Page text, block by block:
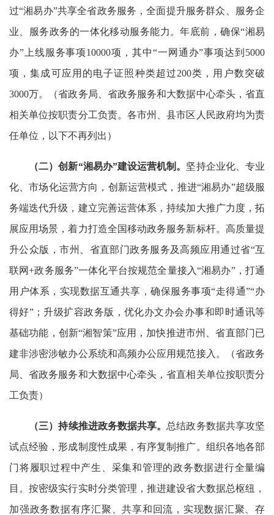
过“湘易办”共享全省政务服务，全面提升服务群众、服务企
业、服务政务的一体化移动服务能力。年底前，确保“湘易
办”上线服务事项10000项，其中“一网通办”事项达到5000
项，集成可应用的电子证照种类超过200类，用户数突破
3000万。（省政务局、省政务服务和大数据中心牵头，省直
相关单位按职责分工负责。各市州、县市区人民政府均为责
任单位，以下不再列出）
（二）创新“湘易办”建设运营机制。 坚持企业化、专业
化、市场化运营方向，创新运营模式，推进“湘易办”超级服
务端迭代升级，建立完善运营体系，持续加大推广力度，拓
展应用场景，着力打造全国移动政务服务新标杆。高质量提
升公众版，市州、省直部门政务服务及高频应用通过省“互
联网+政务服务”一体化平台按规范全量接入“湘易办”，打通
用户体系，实现数据互通共享，确保服务事项“走得通”“办
得好”；升级扩容政务版，优化办文办会办事和即时通讯等
基础功能，创新“湘智策”应用，加快推进市州、省直部门已
建非涉密涉敏办公系统和高频办公应用规范接入。（省政务
局、省政务服务和大数据中心牵头，省直相关单位按职责分
工负责）
（三）持续推进政务数据共享。 总结政务数据共享攻坚
试点经验，形成制度性成果，有序复制推广。组织各地各部
门将履职过程中产生、采集和管理的政务数据进行全量编
目。按密级实行实时分类管理，推进建设省大数据总枢纽，
加强政务数据有序汇聚、共享和回流，实现数据汇聚、存